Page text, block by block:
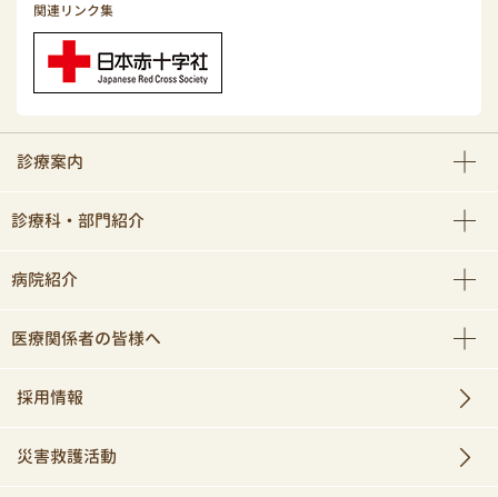
関連リンク集
診療案内
診療科・部門紹介
病院紹介
医療関係者の皆様へ
採用情報
災害救護活動